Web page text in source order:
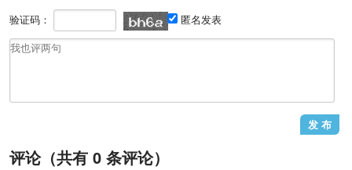
验证码： 匿名发表
评论（共有 0 条评论）